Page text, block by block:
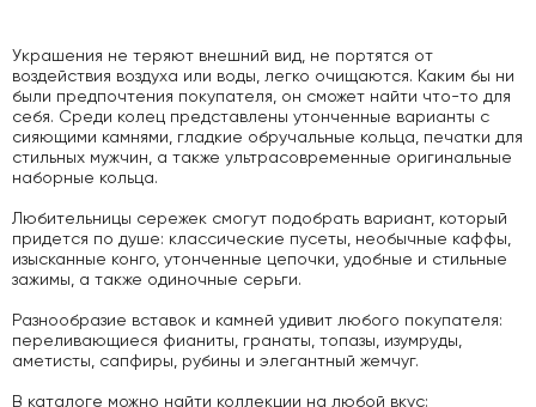
Украшения не теряют внешний вид, не портятся от
воздействия воздуха или воды, легко очищаются. Каким бы ни
были предпочтения покупателя, он сможет найти что-то для
себя. Среди колец представлены утонченные варианты с
сияющими камнями, гладкие обручальные кольца, печатки для
стильных мужчин, а также ультрасовременные оригинальные
наборные кольца.
Любительницы сережек смогут подобрать вариант, который
придется по душе: классические пусеты, необычные каффы,
изысканные конго, утонченные цепочки, удобные и стильные
зажимы, а также одиночные серьги.
Разнообразие вставок и камней удивит любого покупателя:
переливающиеся фианиты, гранаты, топазы, изумруды,
аметисты, сапфиры, рубины и элегантный жемчуг.
В каталоге можно найти коллекции на любой вкус: